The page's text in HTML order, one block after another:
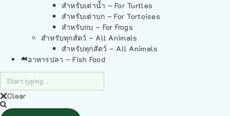
สำหรับเต่าน้ำ – For Turtles
สำหรับเต่าบก – For Tortoises
สำหรับกบ – For Frogs
สำหรับทุกสัตว์ – All Animals
สำหรับทุกสัตว์ – All Animals
อาหารปลา – Fish Food
Clear